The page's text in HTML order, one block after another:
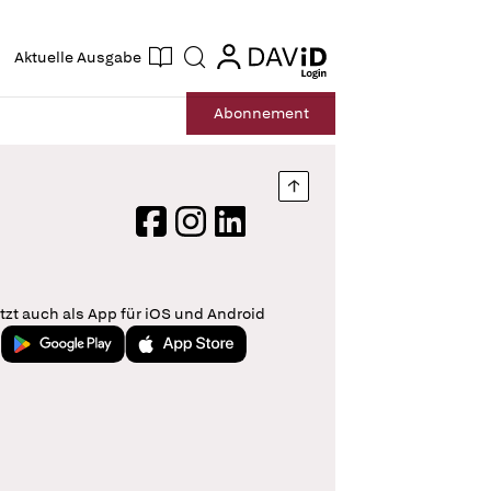
Aktuelle Ausgabe Suche login
login
Abonnement
Nach oben springen
FacebookInstagram
LinkedIn
auch als App für iOS und Android
Jetzt bei Google PlayLaden im App Store